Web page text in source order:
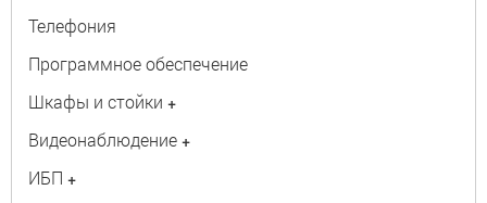
Телефония
Программное обеспечение
Шкафы и стойки +
Видеонаблюдение +
ИБП +